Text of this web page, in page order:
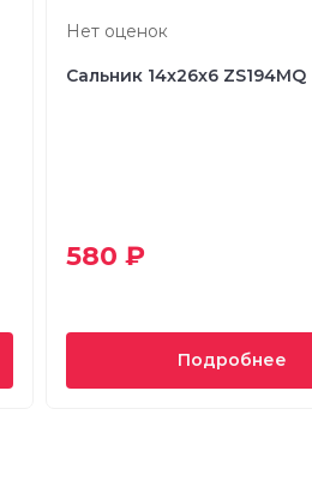
Нет оценок
Сальник 14x26x6 ZS194MQ
580 ₽
Подробнее